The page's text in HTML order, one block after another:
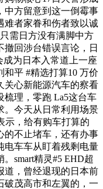
中方留意到这一倒霉事
难者家眷和伤者致以诚
需日方没有满脚中方
回涉台错误言论，日
成为日本入常道上一座
和平 #精选打算10 万价
关心新能源汽车的察看
梳理，零跑 La5这台车
。今天从日常利用场景
示，给有购车打算的
的不止堵车，还有办事
车车从盯着残剩电量
smart精灵#5 EHD超
道，曾经退现的日本前
破茂高市和左翼的，一